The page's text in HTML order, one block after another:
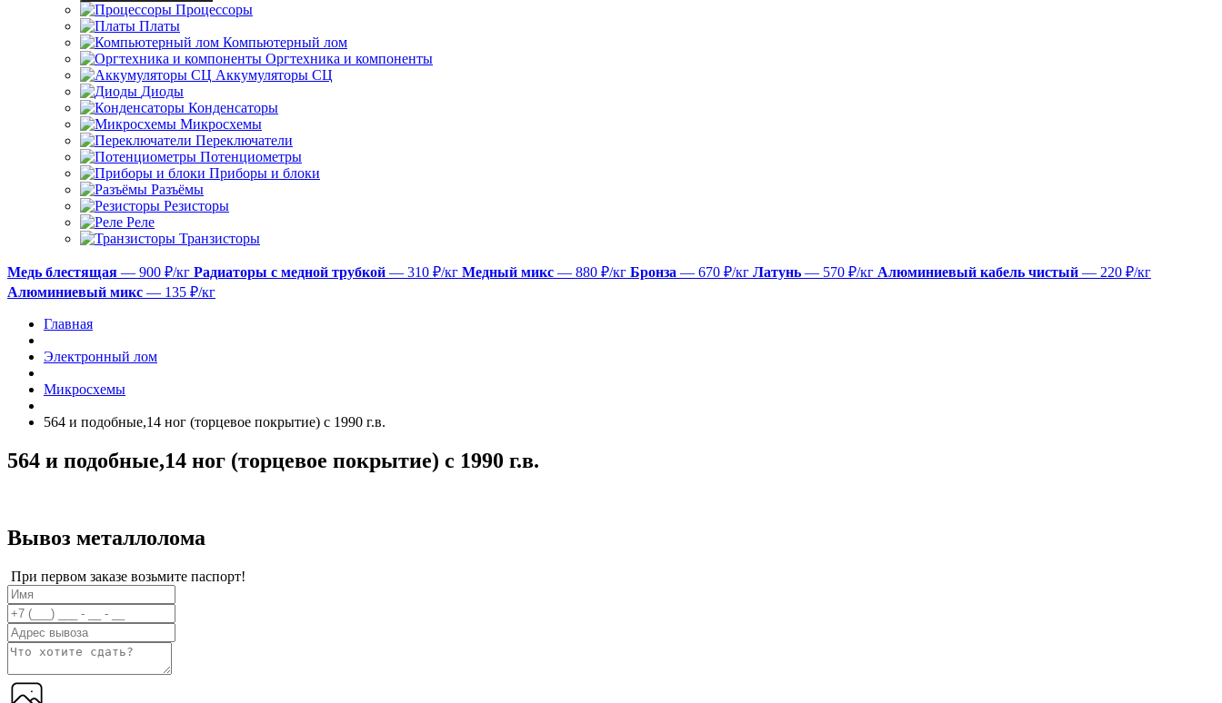
Процессоры
Платы
Компьютерный лом
Оргтехника и компоненты
Аккумуляторы СЦ
Диоды
Конденсаторы
Микросхемы
Переключатели
Потенциометры
Приборы и блоки
Разъёмы
Резисторы
Реле
Транзисторы
Медь блестящая — 900 ₽/кг Радиаторы с медной трубкой — 310 ₽/кг Медный микс — 880 ₽/кг Бронза — 670 ₽/кг Латунь — 570 ₽/кг Алюминиевый кабель чистый — 220 ₽/кг
Алюминиевый микс — 135 ₽/кг
Главная
Электронный лом
Микросхемы
564 и подобные,14 ног (торцевое покрытие) c 1990 г.в.
564 и подобные,14 ног (торцевое покрытие) c 1990 г.в.
Вывоз металлолома
При первом заказе возьмите паспорт!